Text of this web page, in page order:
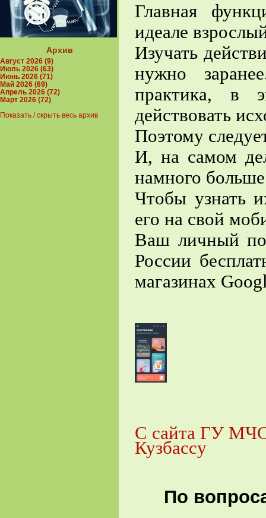
Главная
идеале
Изучать
нужно
практика, в
действовать
Поэтому
И, на самом
намного
Чтобы узнать
его на свой
Ваш личный
России
магазинах
С сайта ГУ МЧС
Кузбассу
По
Архив
Август 2026 (9)
Июль 2026 (63)
Июнь 2026 (71)
Май 2026 (69)
Апрель 2026 (72)
Март 2026 (72)
Показать / скрыть весь архив